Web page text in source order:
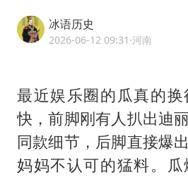
杭州全市
全民健
冰语历史
2026-06-12 09:31 ·河南
最近娱乐圈的瓜真的
快，前脚刚有人扒出迪
同款细节，后脚直接爆
妈妈不认可的猛料。